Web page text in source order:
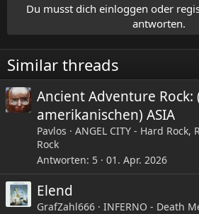
o
n
e
n
:
Du musst dich einloggen oder
antworten.
Similar threads
Ancient Adventure Rock:
amerikanischen) ASIA
Pavlos
ANGEL CITY - Hard Rock,
Rock
Antworten 5 01. Apr. 2026
Elend
GrafZahl666
INFERNO - Death